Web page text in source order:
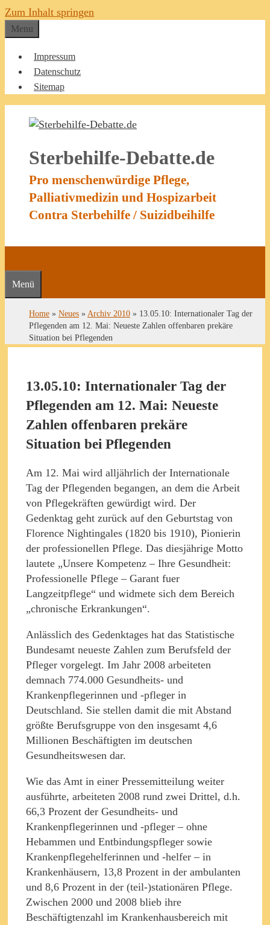
Zum Inhalt springen
Menu
Impressum
Datenschutz
Sitemap
Sterbehilfe-Debatte.de
Pro menschenwürdige Pflege,
Palliativmedizin und Hospizarbeit
Contra Sterbehilfe / Suizidbeihilfe
Menü
Home » Neues » Archiv 2010 » 13.05.10: Internationaler Tag der
Pflegenden am 12. Mai: Neueste Zahlen offenbaren prekäre
Situation bei Pflegenden
13.05.10: Internationaler Tag der
Pflegenden am 12. Mai: Neueste
Zahlen offenbaren prekäre
Situation bei Pflegenden
Am 12. Mai wird alljährlich der Internationale
Tag der Pflegenden begangen, an dem die Arbeit
von Pflegekräften gewürdigt wird. Der
Gedenktag geht zurück auf den Geburtstag von
Florence Nightingales (1820 bis 1910), Pionierin
der professionellen Pflege. Das diesjährige Motto
lautete „Unsere Kompetenz – Ihre Gesundheit:
Professionelle Pflege – Garant fuer
Langzeitpflege“ und widmete sich dem Bereich
„chronische Erkrankungen“.
Anlässlich des Gedenktages hat das Statistische
Bundesamt neueste Zahlen zum Berufsfeld der
Pfleger vorgelegt. Im Jahr 2008 arbeiteten
demnach 774.000 Gesundheits- und
Krankenpflegerinnen und -pfleger in
Deutschland. Sie stellen damit die mit Abstand
größte Berufsgruppe von den insgesamt 4,6
Millionen Beschäftigten im deutschen
Gesundheitswesen dar.
Wie das Amt in einer Pressemitteilung weiter
ausführte, arbeiteten 2008 rund zwei Drittel, d.h.
66,3 Prozent der Gesundheits- und
Krankenpflegerinnen und -pfleger – ohne
Hebammen und Entbindungspfleger sowie
Krankenpflegehelferinnen und -helfer – in
Krankenhäusern, 13,8 Prozent in der ambulanten
und 8,6 Prozent in der (teil-)stationären Pflege.
Zwischen 2000 und 2008 blieb ihre
Beschäftigtenzahl im Krankenhausbereich mit